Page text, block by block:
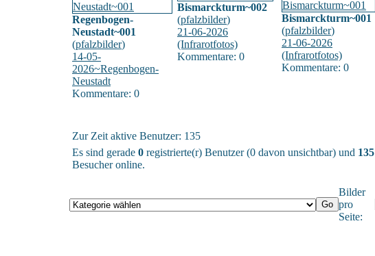
Regenbogen-
Neustadt~001
(pfalzbilder)
14-05-
2026~Regenbogen-
Neustadt
Kommentare: 0
Bismarckturm~002
(pfalzbilder)
21-06-2026
(Infrarotfotos)
Kommentare: 0
Bismarckturm~001
(pfalzbilder)
21-06-2026
(Infrarotfotos)
Kommentare: 0
Zur Zeit aktive Benutzer: 135
Es sind gerade 0 registrierte(r) Benutzer (0 davon unsichtbar) und 135
Besucher online.
Bilder
pro
Seite: